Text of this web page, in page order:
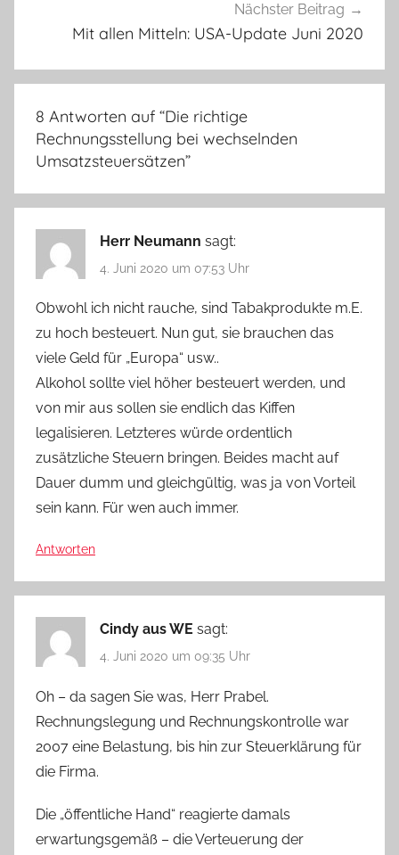
Nächster Beitrag
Mit allen Mitteln: USA-Update Juni 2020
8 Antworten auf “Die richtige
Rechnungsstellung bei wechselnden
Umsatzsteuersätzen”
Herr Neumann sagt:
4. Juni 2020 um 07:53 Uhr
Obwohl ich nicht rauche, sind Tabakprodukte m.E.
zu hoch besteuert. Nun gut, sie brauchen das
viele Geld für „Europa“ usw..
Alkohol sollte viel höher besteuert werden, und
von mir aus sollen sie endlich das Kiffen
legalisieren. Letzteres würde ordentlich
zusätzliche Steuern bringen. Beides macht auf
Dauer dumm und gleichgültig, was ja von Vorteil
sein kann. Für wen auch immer.
Antworten
Cindy aus WE sagt:
4. Juni 2020 um 09:35 Uhr
Oh – da sagen Sie was, Herr Prabel.
Rechnungslegung und Rechnungskontrolle war
2007 eine Belastung, bis hin zur Steuerklärung für
die Firma.
Die „öffentliche Hand“ reagierte damals
erwartungsgemäß – die Verteuerung der